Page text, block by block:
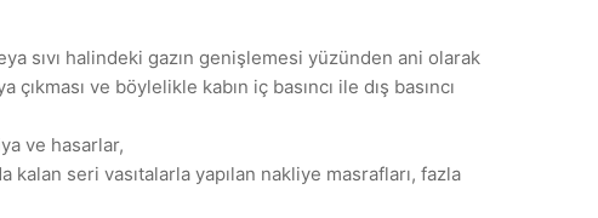
sıvı halindeki gazın genişlemesi yüzünden ani olarak
ve böylelikle kabın iç basıncı ile dış basıncı
ve hasarlar,
seri vasıtalarla yapılan nakliye masrafları, fazla